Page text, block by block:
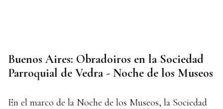
Buenos Aires: Obradoiros en la Sociedad
Parroquial de Vedra - Noche de los Museos
En el marco de la Noche de los Museos, la Sociedad